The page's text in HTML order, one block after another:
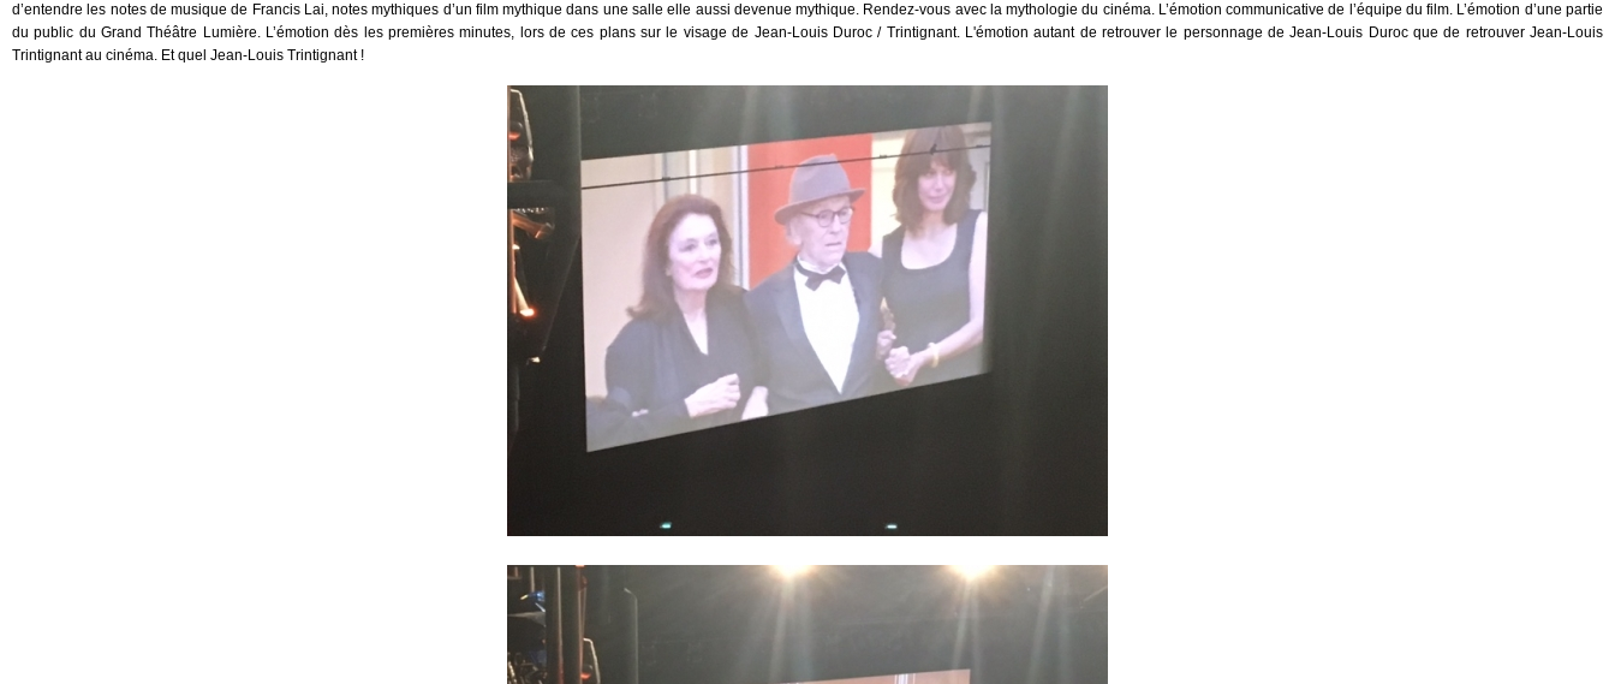
d’entendre les notes de musique de Francis Lai, notes mythiques d’un film mythique dans une salle elle aussi devenue mythique. Rendez-vous avec la mythologie du cinéma. L’émotion communicative de l’équipe du film. L’émotion d’une partie
du public du Grand Théâtre Lumière. L’émotion dès les premières minutes, lors de ces plans sur le visage de Jean-Louis Duroc / Trintignant. L'émotion autant de retrouver le personnage de Jean-Louis Duroc que de retrouver Jean-Louis
Trintignant au cinéma. Et quel Jean-Louis Trintignant !